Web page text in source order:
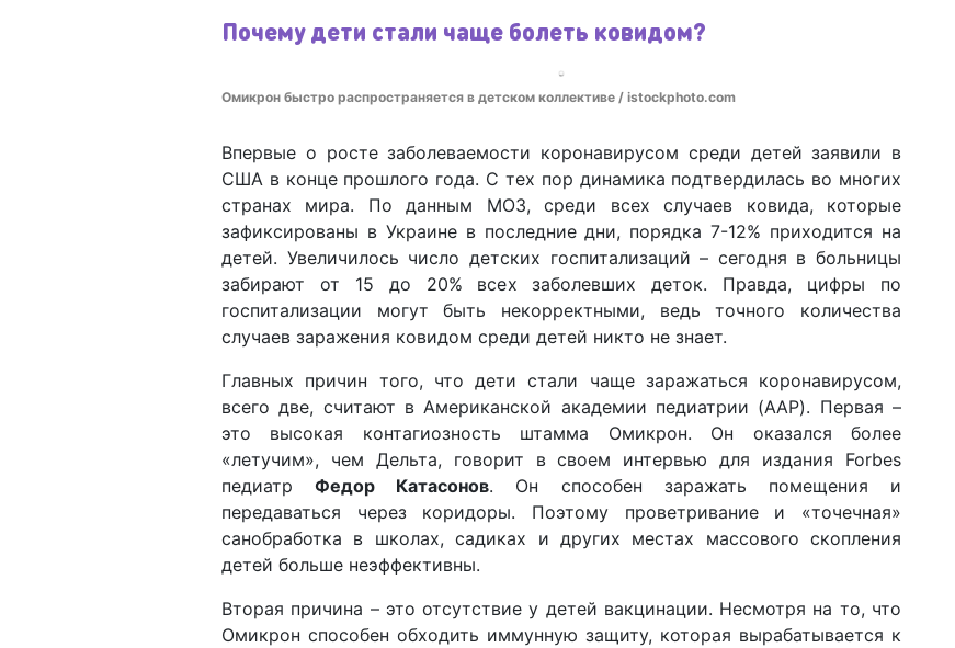
Почему дети стали чаще болеть ковидом?
Омикрон быстро распространяется в детском коллективе / istockphoto.com
Впервые о росте заболеваемости коронавирусом среди детей заявили в
США в конце прошлого года. С тех пор динамика подтвердилась во многих
странах мира. По данным МОЗ, среди всех случаев ковида, которые
зафиксированы в Украине в последние дни, порядка 7-12% приходится на
детей. Увеличилось число детских госпитализаций – сегодня в больницы
забирают от 15 до 20% всех заболевших деток. Правда, цифры по
госпитализации могут быть некорректными, ведь точного количества
случаев заражения ковидом среди детей никто не знает.
Главных причин того, что дети стали чаще заражаться коронавирусом,
всего две, считают в Американской академии педиатрии (AAP). Первая –
это высокая контагиозность штамма Омикрон. Он оказался более
«летучим», чем Дельта, говорит в своем интервью для издания Forbes
педиатрФедор Катасонов. Он способен заражать помещения и
передаваться через коридоры. Поэтому проветривание и «точечная»
санобработка в школах, садиках и других местах массового скопления
детей больше неэффективны.
Вторая причина – это отсутствие у детей вакцинации. Несмотря на то, что
Омикрон способен обходить иммунную защиту, которая вырабатывается к